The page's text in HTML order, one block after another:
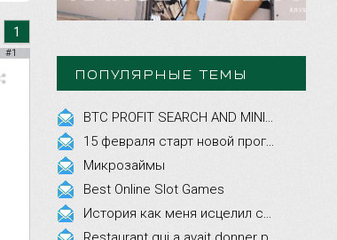
1
#1
ПОПУЛЯРНЫЕ ТЕМЫ
Микрозаймы
Best Online Slot Games